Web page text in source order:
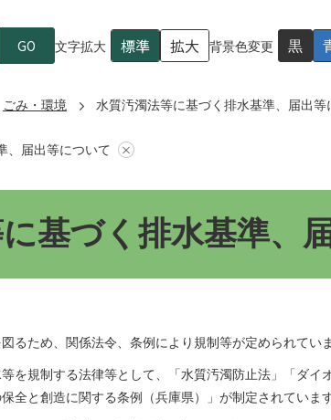
GO 文字拡大 標準 拡大 背景色変更 黒
ごみ・環境 水質汚濁法等に基づく排水基準、届出等
、届出等について
基づく排水基準、
るため、関係法令、条例により規制等が定められていま
を規制する法律等として、「水質汚濁防止法」「ダイ
全と創造に関する条例（兵庫県）」が制定されています